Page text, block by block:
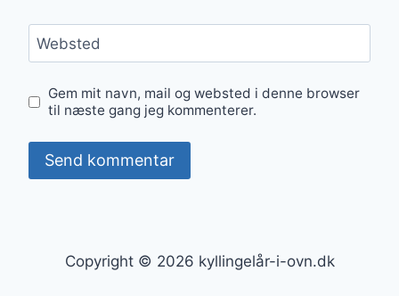
Websted
Gem mit navn, mail og websted i denne browser
til næste gang jeg kommenterer.
Copyright © 2026 kyllingelår-i-ovn.dk